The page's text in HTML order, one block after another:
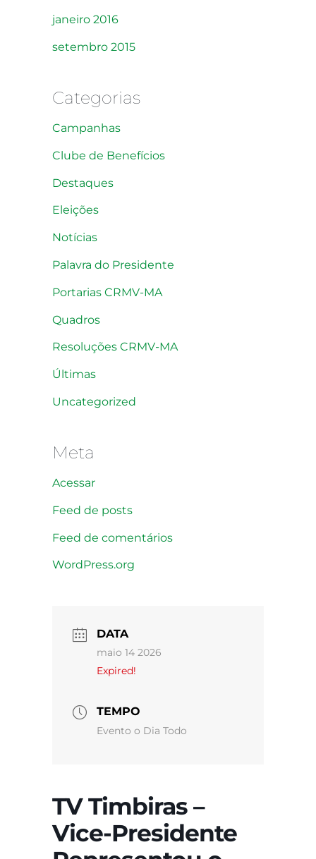
janeiro 2016
setembro 2015
Categorias
Campanhas
Clube de Benefícios
Destaques
Eleições
Notícias
Palavra do Presidente
Portarias CRMV-MA
Quadros
Resoluções CRMV-MA
Últimas
Uncategorized
Meta
Acessar
Feed de posts
Feed de comentários
WordPress.org
DATA
maio 14 2026
Expired!
TEMPO
Evento o Dia Todo
TV Timbiras –
Vice-Presidente